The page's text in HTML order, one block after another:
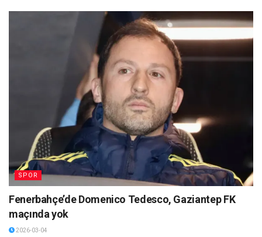
SPOR
Fenerbahçe’de Domenico Tedesco, Gaziantep FK
maçında yok
2026-03-04